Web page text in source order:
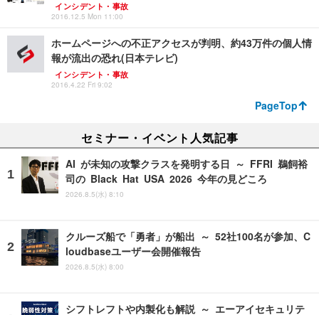
インシデント・事故
2016.12.5 Mon 11:00
ホームページへの不正アクセスが判明、約43万件の個人情
報が流出の恐れ(日本テレビ)
インシデント・事故
2016.4.22 Fri 9:02
PageTop
セミナー・イベント人気記事
AI が未知の攻撃クラスを発明する日 ～ FFRI 鵜飼裕
司の Black Hat USA 2026 今年の見どころ
2026.8.5(水) 8:10
クルーズ船で「勇者」が船出 ～ 52社100名が参加、C
loudbaseユーザー会開催報告
2026.8.5(水) 8:00
シフトレフトや内製化も解説 ～ エーアイセキュリテ